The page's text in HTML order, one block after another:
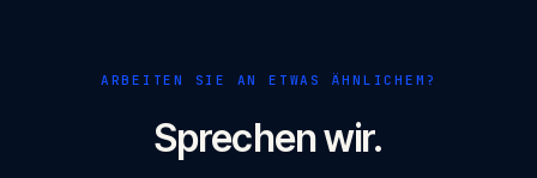
ARBEITEN SIE AN ETWAS ÄHNLICHEM?
Sprechen wir.